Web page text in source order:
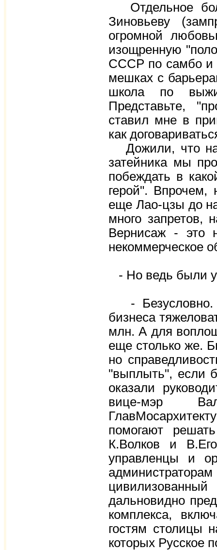
Отдельное
Зиновьеву
огромной
изощренную
СССР по самбо и
мешках с
школа по
Представьте,
ставил мне в
как
Дожили, что
затейника мы
побеждать в
герой".
еще Лао-цзы до
много запретов,
Вернисаж - это
некоммерческое
- Но ведь были у
- Безусловно.
бизнеса
млн. А для
еще столько же.
но
"выплыть", если
оказали
вице-мэр
помогают
К.Волков и
управленцы и
дальновидно
комплекса,
гостям столицы
которых Русское